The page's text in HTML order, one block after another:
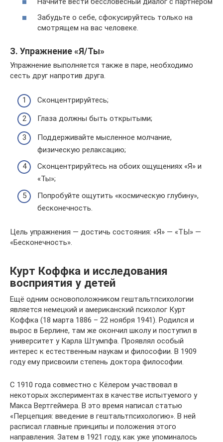
Забудьте о себе, сфокусируйтесь только на
смотрящем на вас человеке.
З. Упражнение «Я/Ты»
Упражнение выполняется также в паре, необходимо
сесть друг напротив друга.
Сконцентрируйтесь;
Глаза должны быть открытыми;
Поддерживайте мысленное молчание,
физическую релаксацию;
Сконцентрируйтесь на обоих ощущениях «Я» и
«Ты»;
Попробуйте ощутить «космическую глубину»,
бесконечность.
Цель упражнения — достичь состояния: «Я» — «ТЫ» —
«Бесконечность».
Курт Коффка и исследования
восприятия у детей
Ещё одним основоположником гештальтпсихологии
является немецкий и американский психолог Курт
Коффка (18 марта 1886 – 22 ноября 1941). Родился и
вырос в Берлине, там же окончил школу и поступил в
университет у Карла Штумпфа. Проявлял особый
интерес к естественным наукам и философии. В 1909
году ему присвоили степень доктора философии.
С 1910 года совместно с Кёлером участвовал в
некоторых экспериментах в качестве испытуемого у
Макса Вертгеймера. В это время написал статью
«Перцепция: введение в гештальтпсихологию». В ней
расписал главные принципы и положения этого
направления. Затем в 1921 году, как уже упоминалось